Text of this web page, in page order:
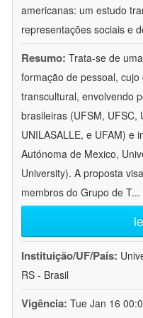
americanas: um estudo
representações sociais e
Resumo: Trata-se de
formação de pessoal,
transcultural, envolvendo
brasileiras (UFSM, UFSC,
UNILASALLE, e UFAM) e
Autónoma de Mexico,
University). A proposta
membros do Grupo de T...
Instituição/UF/País:
RS - Brasil
Vigência: Tue Jan 16